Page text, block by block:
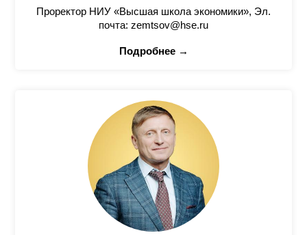
Проректор НИУ «Высшая школа экономики», Эл.
почта: zemtsov@hse.ru
Подробнее →